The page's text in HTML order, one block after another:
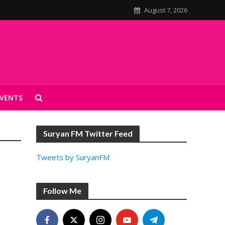
August 7, 2026
Suryan FM Twitter Feed
Tweets by SuryanFM
Follow Me